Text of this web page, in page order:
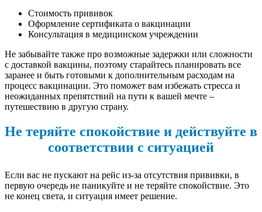
Стоимость прививок
Оформление сертификата о вакцинации
Консультация в медицинском учреждении
Не забывайте также про возможные задержки или сложности
с доставкой вакцины, поэтому старайтесь планировать все
заранее и быть готовыми к дополнительным расходам на
процесс вакцинации. Это поможет вам избежать стресса и
неожиданных препятствий на пути к вашей мечте –
путешествию в другую страну.
Не теряйте спокойствие и действуйте в
соответствии с ситуацией
Если вас не пускают на рейс из-за отсутствия прививки, в
первую очередь не паникуйте и не теряйте спокойствие. Это
не конец света, и ситуация имеет решение.